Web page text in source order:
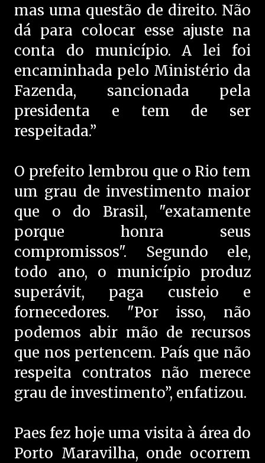
mas uma questão de direito. Não
dá para colocar esse ajuste na
conta do município. A lei foi
encaminhada pelo Ministério da
Fazenda, sancionada pela
presidenta e tem de ser
respeitada.”
O prefeito lembrou que o Rio tem
um grau de investimento maior
que o do Brasil, "exatamente
porque honra seus
compromissos". Segundo ele,
todo ano, o município produz
superávit, paga custeio e
fornecedores. "Por isso, não
podemos abir mão de recursos
que nos pertencem. País que não
respeita contratos não merece
grau de investimento”, enfatizou.
Paes fez hoje uma visita à área do
Porto Maravilha, onde ocorrem